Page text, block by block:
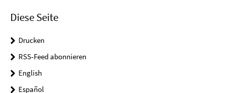
Diese Seite
Drucken
RSS-Feed abonnieren
English
Español